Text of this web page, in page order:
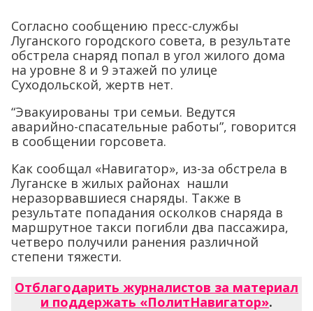
Согласно сообщению пресс-службы
Луганского городского совета, в результате
обстрела снаряд попал в угол жилого дома
на уровне 8 и 9 этажей по улице
Суходольской, жертв нет.
“Эвакуированы три семьи. Ведутся
аварийно-спасательные работы”, говорится
в сообщении горсовета.
Как сообщал «Навигатор», из-за обстрела в
Луганске в жилых районах нашли
неразорвавшиеся снаряды. Также в
результате попадания осколков снаряда в
маршрутное такси погибли два пассажира,
четверо получили ранения различной
степени тяжести.
Отблагодарить журналистов за материал
и поддержать «ПолитНавигатор».